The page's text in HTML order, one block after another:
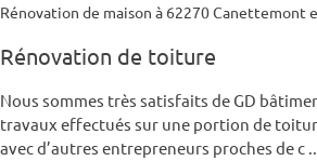
Rénovation de maison à 62270 Canettemont
Rénovation de toiture
Nous sommes très satisfaits de GD
travaux effectués sur une portion de
avec d’autres entrepreneurs proches de c